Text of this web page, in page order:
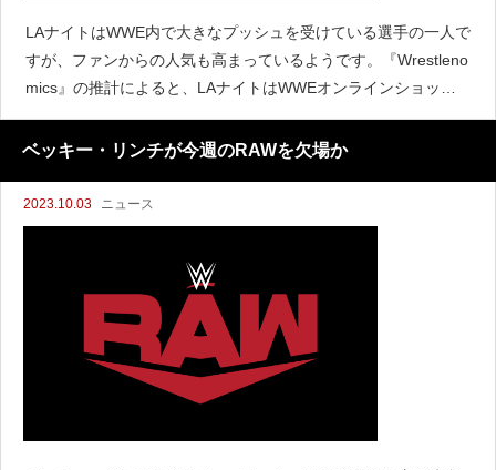
LAナイトはWWE内で大きなプッシュを受けている選手の一人で
すが、ファンからの人気も高まっているようです。『Wrestleno
mics』の推計によると、LAナイトはWWEオンラインショップ
のデイリートップ10ランキングに71アイテムがランクインして
いたと伝えています。その中でも黒のY
ベッキー・リンチが今週のRAWを欠場か
2023.10.03 ニュース